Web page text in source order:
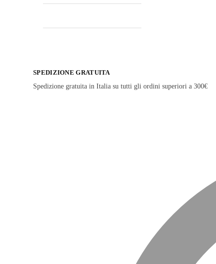
SPEDIZIONE GRATUITA
Spedizione gratuita in Italia su tutti gli ordini superiori a 300€